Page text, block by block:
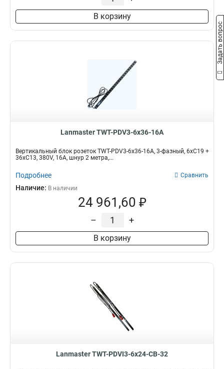
В корзину
Lanmaster TWT-PDV3-6x36-16A
Вертикальный блок розеток TWT-PDV3-6x36-16A, 3-фазный, 6xC19 +
36xC13, 380V, 16A, шнур 2 метра,...
Подробнее Сравнить
Наличие: В наличии
24 961,60 ₽
– +
В корзину
Lanmaster TWT-PDVI3-6x24-CB-32
Задать вопрос